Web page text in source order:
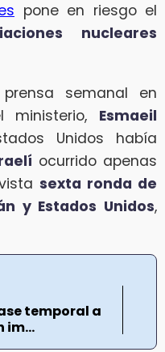
pone en riesgo el
nucleares
semanal en
ministerio, Esmaeil
Unidos había
ocurrido apenas
sexta ronda de
y Estados Unidos,
temporal a
im...